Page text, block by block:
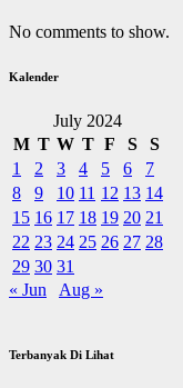
No comments to show.
Kalender
July 2024
M T W T F S
S
1
2 3 4 5 6
7
8
9 10 11 12 13 14
15 16 17 18 19 20 21
22 23 24 25 26 27 28
29 30 31
« Jun
Aug »
Terbanyak Di Lihat